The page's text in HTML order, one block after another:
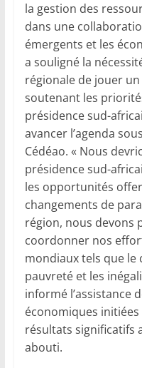
la gestion des
dans une
émergents et les
a souligné la
régionale de jouer
soutenant les
présidence sud-
avancer l’agenda
Cédéao. « Nous
présidence sud-
les opportunités
changements de
région, nous devons
coordonner nos
mondiaux tels que le
pauvreté et les
informé l’assistance
économiques
résultats significatifs
abouti.